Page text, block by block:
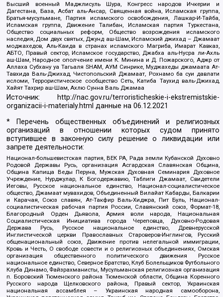
Высший военный Маджлисуль Шура, Конгресс народов Ичкерии и
Дагестана, База, Асбат аль-Ансар, Священная война, Исламская группа,
Братья-мусульмане, Партия исламского освобождения, Лашкар-И-Тайба,
Исламская группа, Движение Талибан, Исламская партия Туркестана,
Общество социальных реформ, Общество возрождения исламского
наследия, Дом двух святых, Джунд аш-Шам, Исламский джихад – Джамаат
моджахедов, Аль-Каида в странах исламского Магриба, Имарат Кавказ,
АБТО, Правый сектор, Исламское государство, Джабха аль-Нусра ли-Ахль
аш-Шам, Народное ополчение имени К. Минина и Д. Пожарского, Аджр от
Аллаха Субхану уа Тагьаля SHAM, АУМ Синрике, Муджахеды джамаата Ат-
Тавхида Валь-Джихад, Чистопольский Джамаат, Рохнамо ба суи давлати
исломи, Террористическое сообщество Сеть, Катиба Таухид валь-Джихад,
Хайят Тахрир аш-Шам, Ахлю Сунна Валь Джамаа
Источник: http://nac.gov.ru/terroristicheskie-i-ekstremistskie-
organizacii-i-materialy.html данные на06.12.2021
* Перечень общественных объединений и религиозных
организаций в отношении которых судом принято
вступившее в законную силу решение о ликвидации или
запрете деятельности:
Национал-большевистская партия, ВЕК РА, Рада земли Кубанской Духовно
Родовой Державы Русь, организация Асгардская Славянская Община,
Община Капища Веды Перуна, Мужская Духовная Семинария Духовное
Учреждение, Нурджулар, К Богодержавию, Таблиги Джамаат, Свидетели
Иеговы, Русское национальное единство, Национал-социалистическое
общество, Джамаат мувахидов, Объединенный Вилайат Кабарды, Балкарии
и Карачая, Союз славян, Ат-Такфир Валь-Хиджра, Пит Буль, Национал-
социалистическая рабочая партия России, Славянский союз, Формат-18,
Благородный Орден Дьявола, Армия воли народа, Национальная
Социалистическая Инициатива города Череповца, Духовно-Родовая
Держава Русь, Русское национальное единство, Древнерусской
Инглистической церкви Православных Староверов-Инглингов, Русский
общенациональный союз, Движение против нелегальной иммиграции,
Кровь и Честь, О свободе совести и о религиозных объединениях, Омская
организация общественного политического движения Русское
национальное единство, Северное Братство, Клуб Болельщиков Футбольного
Клуба Динамо, Файзрахманисты, Мусульманская религиозная организация
п. Боровский Тюменского района Тюменской области, Община Коренного
Русского народа Щелковского района, Правый сектор, Украинская
национальная ассамблея – Украинская народная самооборона,